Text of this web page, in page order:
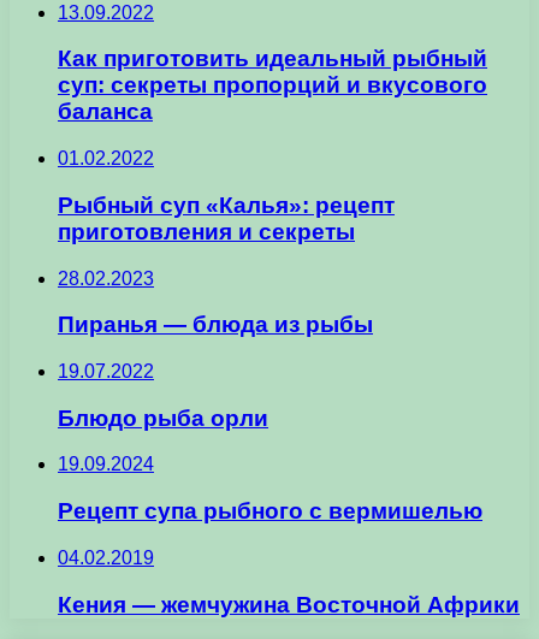
13.09.2022
Как приготовить идеальный рыбный
суп: секреты пропорций и вкусового
баланса
01.02.2022
Рыбный суп «Калья»: рецепт
приготовления и секреты
28.02.2023
Пиранья — блюда из рыбы
19.07.2022
Блюдо рыба орли
19.09.2024
Рецепт супа рыбного с вермишелью
04.02.2019
Кения — жемчужина Восточной Африки